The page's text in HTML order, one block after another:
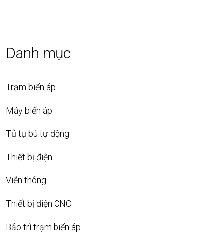
Danh mục
Trạm biến áp
Máy biến áp
Tủ tụ bù tự động
Thiết bị điện
Viễn thông
Thiết bị điện CNC
Bảo trì trạm biến áp